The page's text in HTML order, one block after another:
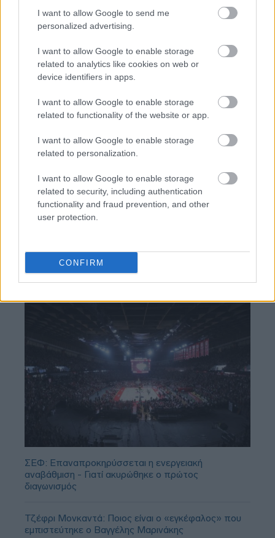
I want to allow Google to send me
personalized advertising.
I want to allow Google to enable storage
related to analytics like cookies on web or
device identifiers in apps.
I want to allow Google to enable storage
related to functionality of the website or app.
I want to allow Google to enable storage
related to personalization.
I want to allow Google to enable storage
related to security, including authentication
functionality and fraud prevention, and other
user protection.
CONFIRM
«κίτρινα» και «κόκκινα» σπίτια για τις
αποζημιώσεις
Ποια είναι η (κυβερνητική) λίστα με τα μεγάλα
οδικά έργα και τα εκτιμώμενα
χρονοδιαγράμματα
TAGS: Άνγκελα Μέρκελ
BEST OFINTERNET
ΣΕΦ: Επαναπροκηρύσσεται η ενεργειακή
αναβάθμιση - Γιατί ακυρώθηκε ο πρώτος
διαγωνισμός
Τζέφρι Μονκαντά: Ποιος είναι ο «εγκέφαλος» που
εμπιστεύτηκε ο Βαγγέλης Μαρινάκης